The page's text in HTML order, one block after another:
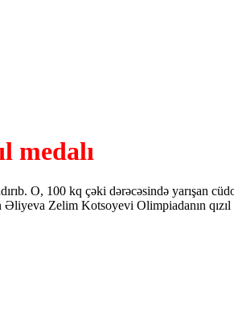
medalı
O, 100 kq çəki dərəcəsində yarışan
Zelim Kotsoyevi Olimpiadanın qızıl